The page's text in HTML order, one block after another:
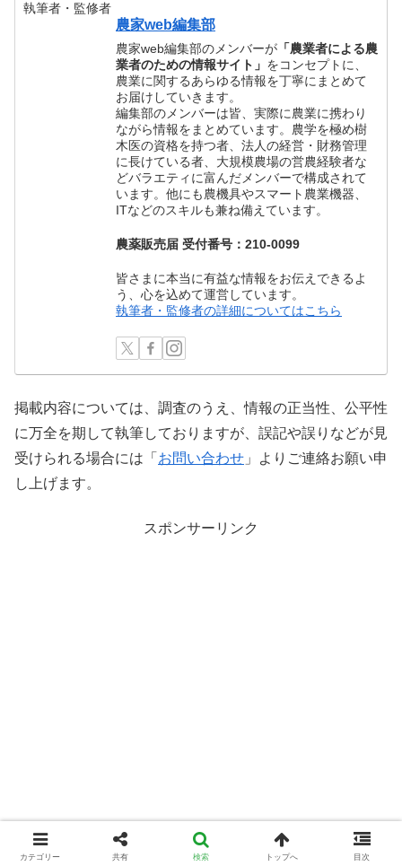
執筆者・監修者
農家web編集部
農家web編集部のメンバーが 「農業者による農
業者のための情報サイト」 をコンセプトに、
農業に関するあらゆる情報を丁寧にまとめて
お届けしていきます。
編集部のメンバーは皆、実際に農業に携わり
ながら情報をまとめています。農学を極め樹
木医の資格を持つ者、法人の経営・財務管理
に長けている者、大規模農場の営農経験者な
どバラエティに富んだメンバーで構成されて
います。他にも農機具やスマート農業機器、
ITなどのスキルも兼ね備えています。
農薬販売届 受付番号：210-0099
皆さまに本当に有益な情報をお伝えできるよ
う、心を込めて運営しています。
執筆者・監修者の詳細についてはこちら
掲載内容については、調査のうえ、情報の正当性、公平性
に万全を期して執筆しておりますが、誤記や誤りなどが見
受けられる場合には「 お問い合わせ 」よりご連絡お願い申
し上げます。
スポンサーリンク
カテゴリー 共有 検索 トップへ 目次